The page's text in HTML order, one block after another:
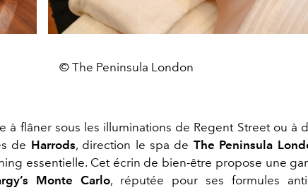
© The Peninsula London
à flâner sous les illuminations de Regent Street ou à
de Harrods, direction le spa de The Peninsula
essentielle. Cet écrin de bien-être propose une
Monte Carlo, réputée pour ses formules